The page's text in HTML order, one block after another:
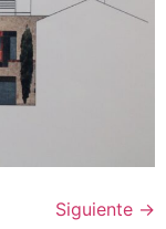
Siguiente →